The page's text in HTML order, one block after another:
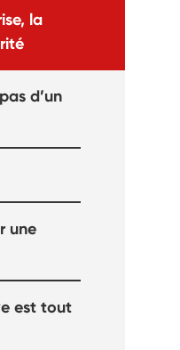
la
d’un
une
est tout